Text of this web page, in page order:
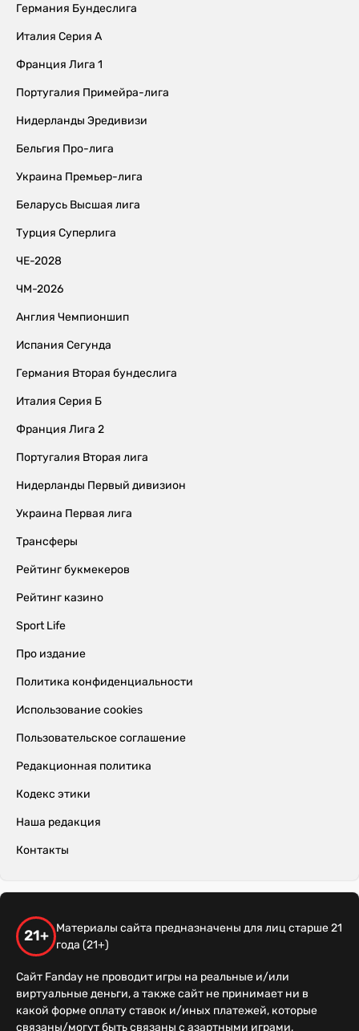
Германия Бундеслига
Италия Серия А
Франция Лига 1
Португалия Примейра-лига
Нидерланды Эредивизи
Бельгия Про-лига
Украина Премьер-лига
Беларусь Высшая лига
Турция Суперлига
ЧЕ-2028
ЧМ-2026
Англия Чемпионшип
Испания Сегунда
Германия Вторая бундеслига
Италия Серия Б
Франция Лига 2
Португалия Вторая лига
Нидерланды Первый дивизион
Украина Первая лига
Трансферы
Рейтинг букмекеров
Рейтинг казино
Sport Life
Про издание
Политика конфиденциальности
Использование cookies
Пользовательское соглашение
Редакционная политика
Кодекс этики
Наша редакция
Контакты
21+
Материалы сайта предназначены для лиц старше 21
года (21+)
Сайт Fanday не проводит игры на реальные и/или
виртуальные деньги, а также сайт не принимает ни в
какой форме оплату ставок и/иных платежей, которые
связаны/могут быть связаны с азартными играми,